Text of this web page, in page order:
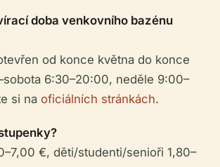
doba venkovního bazénu
od konce května do konce
6:30–20:00, neděle 9:00–
si na oficiálních stránkách.
€, děti/studenti/senioři 1,80–